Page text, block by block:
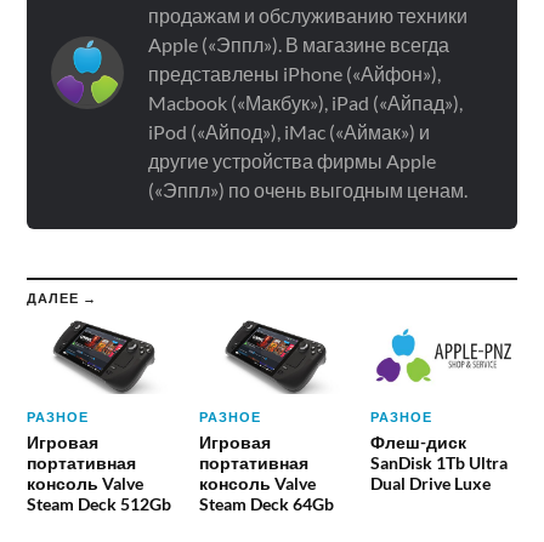
продажам и обслуживанию техники
Apple («Эппл»). В магазине всегда
представлены iPhone («Айфон»),
Macbook («Макбук»), iPad («Айпад»),
iPod («Айпод»), iMac («Аймак») и
другие устройства фирмы Apple
(«Эппл») по очень выгодным ценам.
ДАЛЕЕ →
РАЗНОЕ
Игровая
портативная
консоль Valve
Steam Deck 512Gb
РАЗНОЕ
Игровая
портативная
консоль Valve
Steam Deck 64Gb
РАЗНОЕ
Флеш-диск
SanDisk 1Tb Ultra
Dual Drive Luxe